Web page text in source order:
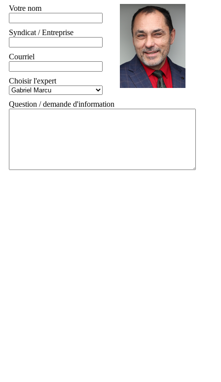
Votre nom
Syndicat / Entreprise
Courriel
Choisir l'expert
Question / demande d'information